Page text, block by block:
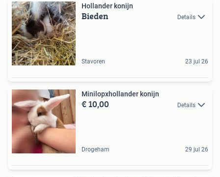
Hollander konijn
Bieden Details
Stavoren 23 jul 26
Minilopxhollander konijn
€ 10,00 Details
Drogeham 29 jul 26